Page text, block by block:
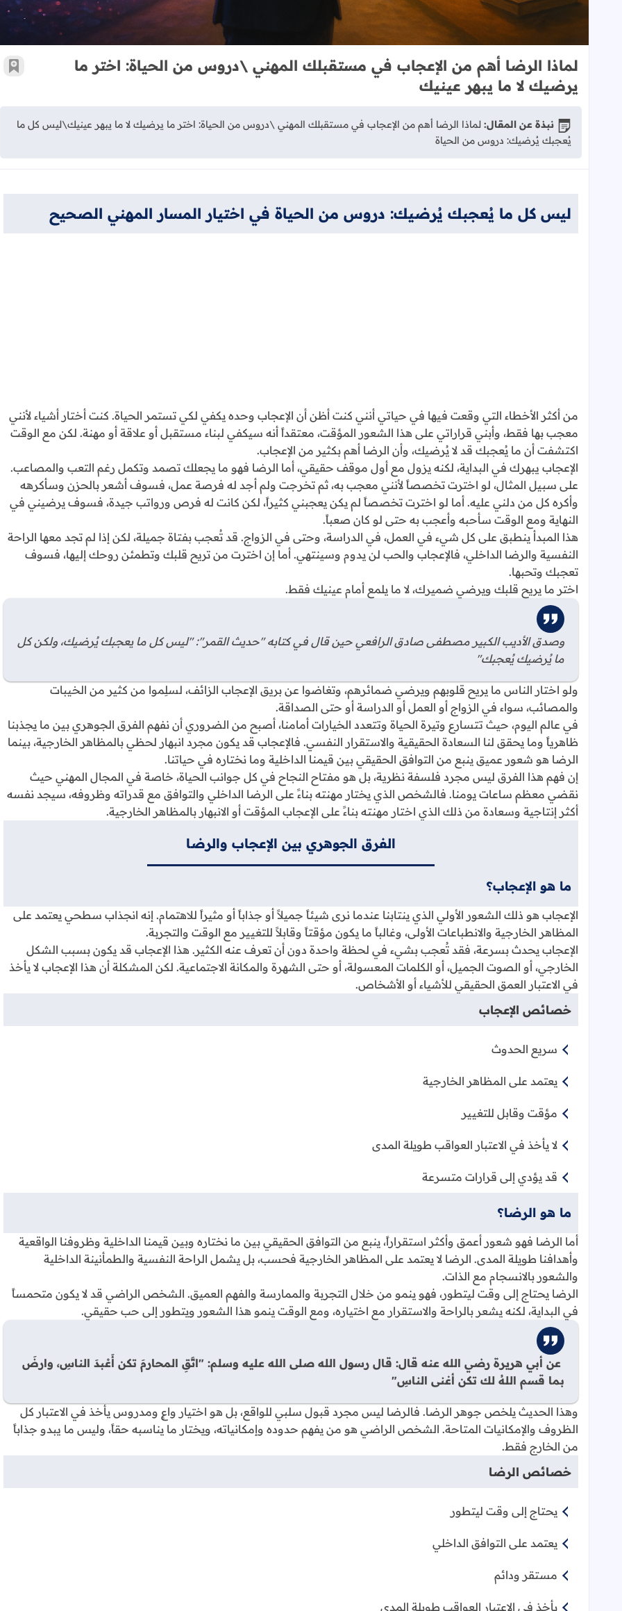
لماذا الرضا أهم من الإعجاب في مستقبلك المهني \دروس من الحياة: اختر ما
يرضيك لا ما يبهر عينيك
نبذة عن المقال: لماذا الرضا أهم من الإعجاب في مستقبلك المهني \دروس من الحياة: اختر ما يرضيك لا ما يبهر عينيك\ليس كل ما
يُعجبك يُرضيك: دروس من الحياة
ليس كل ما يُعجبك يُرضيك: دروس من الحياة في اختيار المسار المهني الصحيح
من أكثر الأخطاء التي وقعت فيها في حياتي أنني كنت أظن أن الإعجاب وحده يكفي لكي تستمر الحياة. كنت أختار أشياء لأنني
معجب بها فقط، وأبني قراراتي على هذا الشعور المؤقت، معتقداً أنه سيكفي لبناء مستقبل أو علاقة أو مهنة. لكن مع الوقت
اكتشفت أن ما يُعجبك قد لا يُرضيك، وأن الرضا أهم بكثير من الإعجاب.
الإعجاب يبهرك في البداية، لكنه يزول مع أول موقف حقيقي، أما الرضا فهو ما يجعلك تصمد وتكمل رغم التعب والمصاعب.
على سبيل المثال، لو اخترت تخصصاً لأنني معجب به، ثم تخرجت ولم أجد له فرصة عمل، فسوف أشعر بالحزن وسأكرهه
وأكره كل من دلني عليه. أما لو اخترت تخصصاً لم يكن يعجبني كثيراً، لكن كانت له فرص ورواتب جيدة، فسوف يرضيني في
النهاية ومع الوقت سأحبه وأعجب به حتى لو كان صعباً.
هذا المبدأ ينطبق على كل شيء في العمل، في الدراسة، وحتى في الزواج. قد تُعجب بفتاة جميلة، لكن إذا لم تجد معها الراحة
النفسية والرضا الداخلي، فالإعجاب والحب لن يدوم وسينتهي. أما إن اخترت من تريح قلبك وتطمئن روحك إليها، فسوف
تعجبك وتحبها.
اختر ما يريح قلبك ويرضي ضميرك، لا ما يلمع أمام عينيك فقط.
وصدق الأديب الكبير مصطفى صادق الرافعي حين قال في كتابه "حديث القمر": "ليس كل ما يعجبك يُرضيك، ولكن كل
ما يُرضيك يُعجبك"
ولو اختار الناس ما يريح قلوبهم ويرضي ضمائرهم، وتغاضوا عن بريق الإعجاب الزائف، لسلِموا من كثير من الخيبات
والمصائب، سواء في الزواج أو العمل أو الدراسة أو حتى الصداقة.
في عالم اليوم، حيث تتسارع وتيرة الحياة وتتعدد الخيارات أمامنا، أصبح من الضروري أن نفهم الفرق الجوهري بين ما يجذبنا
ظاهرياً وما يحقق لنا السعادة الحقيقية والاستقرار النفسي. فالإعجاب قد يكون مجرد انبهار لحظي بالمظاهر الخارجية، بينما
الرضا هو شعور عميق ينبع من التوافق الحقيقي بين قيمنا الداخلية وما نختاره في حياتنا.
إن فهم هذا الفرق ليس مجرد فلسفة نظرية، بل هو مفتاح النجاح في كل جوانب الحياة، خاصة في المجال المهني حيث
نقضي معظم ساعات يومنا. فالشخص الذي يختار مهنته بناءً على الرضا الداخلي والتوافق مع قدراته وظروفه، سيجد نفسه
أكثر إنتاجية وسعادة من ذلك الذي اختار مهنته بناءً على الإعجاب المؤقت أو الانبهار بالمظاهر الخارجية.
الفرق الجوهري بين الإعجاب والرضا
ما هو الإعجاب؟
الإعجاب هو ذلك الشعور الأولي الذي ينتابنا عندما نرى شيئاً جميلاً أو جذاباً أو مثيراً للاهتمام. إنه انجذاب سطحي يعتمد على
المظاهر الخارجية والانطباعات الأولى، وغالباً ما يكون مؤقتاً وقابلاً للتغيير مع الوقت والتجربة.
الإعجاب يحدث بسرعة، فقد تُعجب بشيء في لحظة واحدة دون أن تعرف عنه الكثير. هذا الإعجاب قد يكون بسبب الشكل
الخارجي، أو الصوت الجميل، أو الكلمات المعسولة، أو حتى الشهرة والمكانة الاجتماعية. لكن المشكلة أن هذا الإعجاب لا يأخذ
في الاعتبار العمق الحقيقي للأشياء أو الأشخاص.
خصائص الإعجاب
سريع الحدوث
يعتمد على المظاهر الخارجية
مؤقت وقابل للتغيير
لا يأخذ في الاعتبار العواقب طويلة المدى
قد يؤدي إلى قرارات متسرعة
ما هو الرضا؟
أما الرضا فهو شعور أعمق وأكثر استقراراً، ينبع من التوافق الحقيقي بين ما نختاره وبين قيمنا الداخلية وظروفنا الواقعية
وأهدافنا طويلة المدى. الرضا لا يعتمد على المظاهر الخارجية فحسب، بل يشمل الراحة النفسية والطمأنينة الداخلية
والشعور بالانسجام مع الذات.
الرضا يحتاج إلى وقت ليتطور، فهو ينمو من خلال التجربة والممارسة والفهم العميق. الشخص الراضي قد لا يكون متحمساً
في البداية، لكنه يشعر بالراحة والاستقرار مع اختياره، ومع الوقت ينمو هذا الشعور ويتطور إلى حب حقيقي.
عن أبي هريرة رضي الله عنه قال: قال رسول الله صلى الله عليه وسلم: "اتَّقِ المحارمَ تكن أَعْبدَ الناسِ، وارضَ
بما قسم اللهُ لك تكن أغنى الناسِ"
وهذا الحديث يلخص جوهر الرضا. فالرضا ليس مجرد قبول سلبي للواقع، بل هو اختيار واعٍ ومدروس يأخذ في الاعتبار كل
الظروف والإمكانيات المتاحة. الشخص الراضي هو من يفهم حدوده وإمكانياته، ويختار ما يناسبه حقاً، وليس ما يبدو جذاباً
من الخارج فقط.
خصائص الرضا
يحتاج إلى وقت ليتطور
يعتمد على التوافق الداخلي
مستقر ودائم
يأخذ في الاعتبار العواقب طويلة المدى